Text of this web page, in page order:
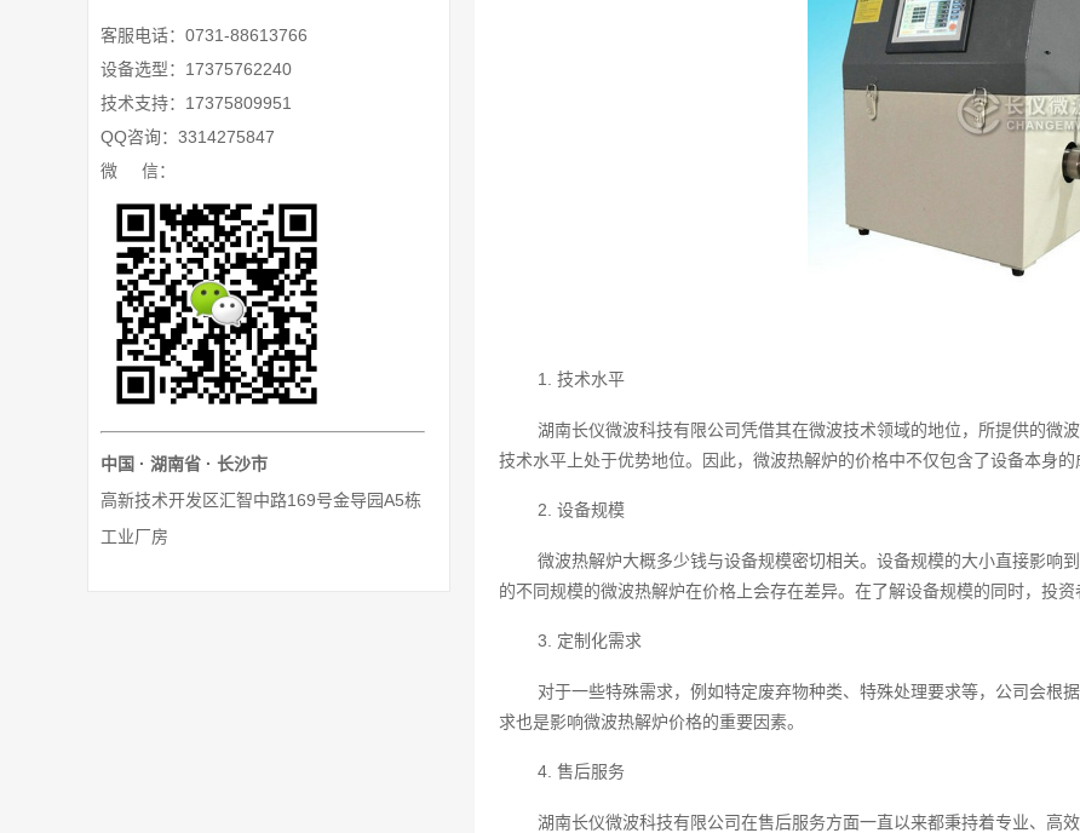
客服电话：0731-88613766
设备选型：17375762240
技术支持：17375809951
QQ咨询：3314275847
微 信：
中国 · 湖南省 · 长沙市
高新技术开发区汇智中路169号金导园A5栋
工业厂房
1. 技术水平
湖南长仪微波科技有限公司凭借其在微波技术领域的地位，所提供的微
技术水平上处于优势地位。因此，微波热解炉的价格中不仅包含了设备本身的
2. 设备规模
微波热解炉大概多少钱与设备规模密切相关。设备规模的大小直接影响
的不同规模的微波热解炉在价格上会存在差异。在了解设备规模的同时，投
3. 定制化需求
对于一些特殊需求，例如特定废弃物种类、特殊处理要求等，公司会根
求也是影响微波热解炉价格的重要因素。
4. 售后服务
湖南长仪微波科技有限公司在售后服务方面一直以来都秉持着专业、高